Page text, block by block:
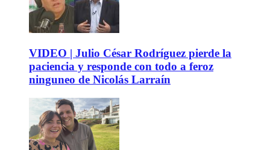
VIDEO | Julio César Rodríguez pierde la
paciencia y responde con todo a feroz
ninguneo de Nicolás Larraín